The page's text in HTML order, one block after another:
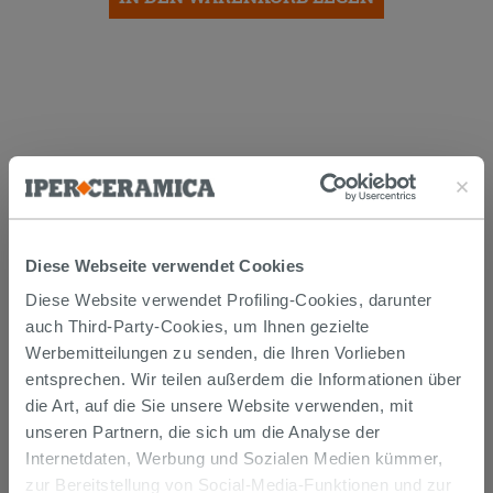
Diese Webseite verwendet Cookies
Diese Website verwendet Profiling-Cookies, darunter
auch Third-Party-Cookies, um Ihnen gezielte
Werbemitteilungen zu senden, die Ihren Vorlieben
entsprechen. Wir teilen außerdem die Informationen über
die Art, auf die Sie unsere Website verwenden, mit
unseren Partnern, die sich um die Analyse der
Internetdaten, Werbung und Sozialen Medien kümmer,
zur Bereitstellung von Social-Media-Funktionen und zur
Die Waren werden normalerweise innerhalb von 15
Werktagen ab der Auftragsbestätigung zum Versand
gebracht.
Musterstücke werden normalerweise innerhalb von
Tagen geliefert.
Der Versand der online gekauften Produkte wird
verfolgt und wir rufen Sie an, um das Lieferdatum zu
vereinbaren. Die Lieferung erfolgt frei Bordsteinkante.
Nähere Informationen finden Sie im Abschnitt